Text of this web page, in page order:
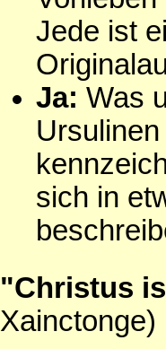
Jede ist
Ja: Was
Ursulinen
sich in
"Christus
Xainctonge)